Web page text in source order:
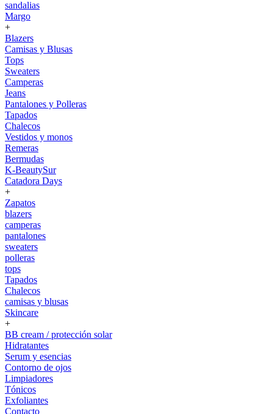
sandalias
Margo
+
Blazers
Camisas y Blusas
Tops
Sweaters
Camperas
Jeans
Pantalones y Polleras
Tapados
Chalecos
Vestidos y monos
Remeras
Bermudas
K-BeautySur
Catadora Days
+
Zapatos
blazers
camperas
pantalones
sweaters
polleras
tops
Tapados
Chalecos
camisas y blusas
Skincare
+
BB cream / protección solar
Hidratantes
Serum y esencias
Contorno de ojos
Limpiadores
Tónicos
Exfoliantes
Contacto